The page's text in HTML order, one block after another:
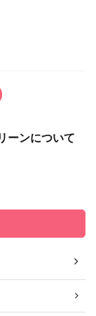
ーンについて